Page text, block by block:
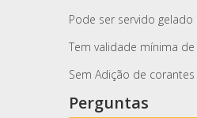
Pode ser servido
Tem validade mínima
Sem Adição de
Perguntas